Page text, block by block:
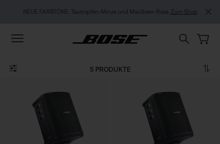
NEUE FARBTÖNE: Tautropfen-Minze und Maulbeer-Rosa. Zum Shop
5 PRODUKTE